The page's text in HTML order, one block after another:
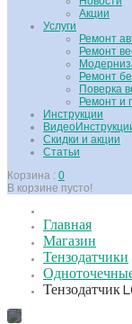
Акции
Услуги
Ремонт
Ремонт
Ремонт
Поверка
Ремонт и
Инструкции
Скидки и акции
Статьи
Корзина : 0
В корзине пусто!
Главная
Магазин
Тензодатчики
Тензодатчик